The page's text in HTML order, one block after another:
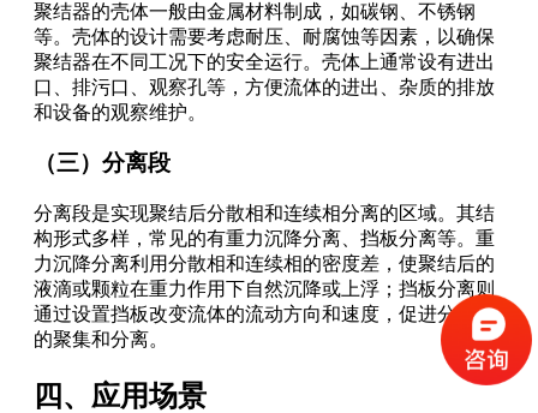
聚结器的壳体一般由金属材料制成，如碳钢、不锈钢
等。壳体的设计需要考虑耐压、耐腐蚀等因素，以确保
聚结器在不同工况下的安全运行。壳体上通常设有进出
口、排污口、观察孔等，方便流体的进出、杂质的排放
和设备的观察维护。
（三）分离段
分离段是实现聚结后分散相和连续相分离的区域。其结
构形式多样，常见的有重力沉降分离、挡板分离等。重
力沉降分离利用分散相和连续相的密度差，使聚结后的
液滴或颗粒在重力作用下自然沉降或上浮；挡板分离则
通过设置挡板改变流体的流动方向和速度，促进分散相
的聚集和分离。
四、应用场景